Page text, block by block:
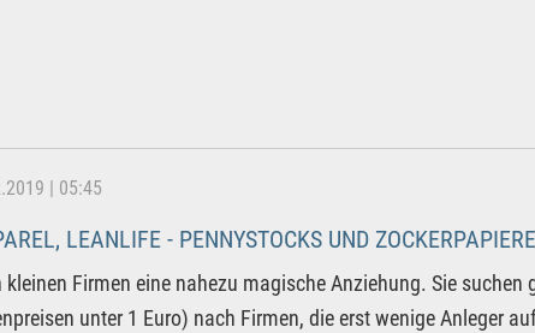
| 05:45
LEANLIFE - PENNYSTOCKS UND ZOCKERPAPIERE
Firmen eine nahezu magische Anziehung. Sie suchen
unter 1 Euro) nach Firmen, die erst wenige Anleger